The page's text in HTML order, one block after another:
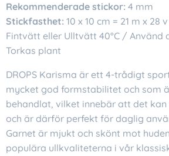
Rekommenderade stickor: 4 mm
Stickfasthet: 10 x 10 cm = 21 m x 28 v
Fintvätt eller Ulltvätt 40°C / Använd
Torkas plant
DROPS Karisma är ett 4-trådigt
mycket god formstabilitet och som
behandlat, vilket innebär att det
och är därför perfekt för daglig
Garnet är mjukt och skönt mot
populära ullkvaliteterna i vår